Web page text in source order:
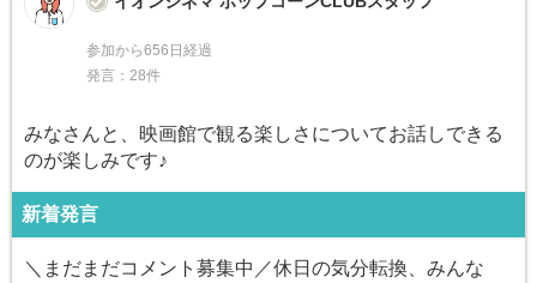
参加から656日経過
発言：28件
みなさんと、映画館で観る楽しさについてお話しできる
のが楽しみです♪
新着発言
＼まだまだコメント募集中／休日の気分転換、みんな